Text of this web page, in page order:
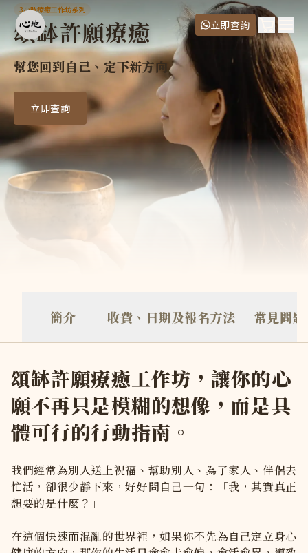
立即查詢
購物車
頌缽許願療癒
頌缽許願療癒工作坊是一堂讓你回到自己、定下新方向的聲音
導師
Cat Yu
價錢
正價:$980
二人同行:$1,760
三堂套票:$2,400
五堂套票 :$3,600
常見問題
3小時療癒系列套票，有哪些課堂適用？
套票適用於所有 3小時療癒工作坊系列課堂，主題包括： 氣功
3小時療癒工作坊系列，套票有效期多長？
有效期：購買後須於6個月內用完，逾期作廢。
上課地點在心地 Vijnana 於銅鑼灣自設的療癒中心，離時代
如何報名？
心地 Vijnana 的課堂和服務都採用預約制，如想報名，你可以
我已透過網站付款，何時才知道報名成功？
於網站成功付款後，你會立即收到報名確認電郵。 客服人員
3小時療癒工作坊系列
頌缽許願療癒
幫您回到自己、定下新方向
立即查詢
簡介 收費、日期及報名方法 常見問題
頌缽許願療癒工作坊，讓你的心
願不再只是模糊的想像，而是具
體可行的行動指南。
我們經常為別人送上祝福、幫助別人、為了家人、伴侶去
忙活，卻很少靜下來，好好問自己一句：「我，其實真正
想要的是什麼？」
在這個快速而混亂的世界裡，如果你不先為自己定立身心